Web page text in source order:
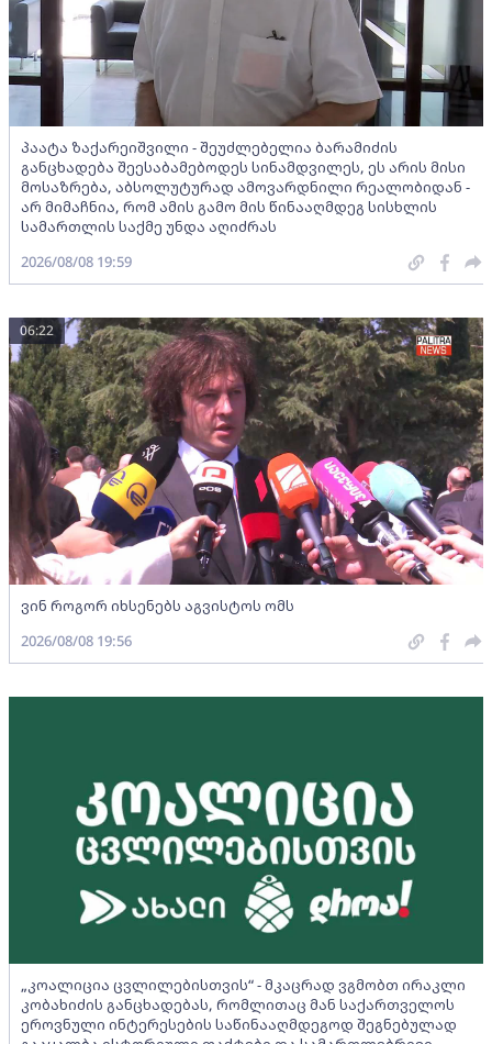
პაატა ზაქარეიშვილი - შეუძლებელია ბარამიძის
განცხადება შეესაბამებოდეს სინამდვილეს, ეს არის მისი
მოსაზრება, აბსოლუტურად ამოვარდნილი რეალობიდან -
არ მიმაჩნია, რომ ამის გამო მის წინააღმდეგ სისხლის
სამართლის საქმე უნდა აღიძრას
2026/08/08 19:59
ვინ როგორ იხსენებს აგვისტოს ომს
06:22
2026/08/08 19:56
„კოალიცია ცვლილებისთვის“ - მკაცრად ვგმობთ ირაკლი
კობახიძის განცხადებას, რომლითაც მან საქართველოს
ეროვნული ინტერესების საწინააღმდეგოდ შეგნებულად